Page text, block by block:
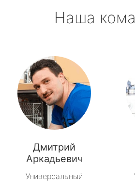
Наша
Дмитрий
Аркадьевич
Универсальный